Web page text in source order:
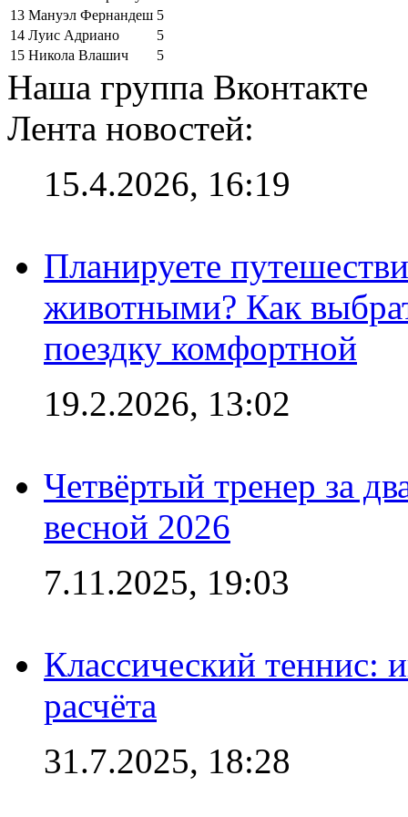
13 Мануэл Фернандеш 5
14 Луис Адриано
5
15 Никола Влашич 5
Наша группа Вконтакте
Лента новостей:
15.4.2026, 16:19
Планируете
животными? Как
поездку комфортной
19.2.2026, 13:02
Четвёртый тренер за
весной 2026
7.11.2025, 19:03
Классический теннис:
расчёта
31.7.2025, 18:28